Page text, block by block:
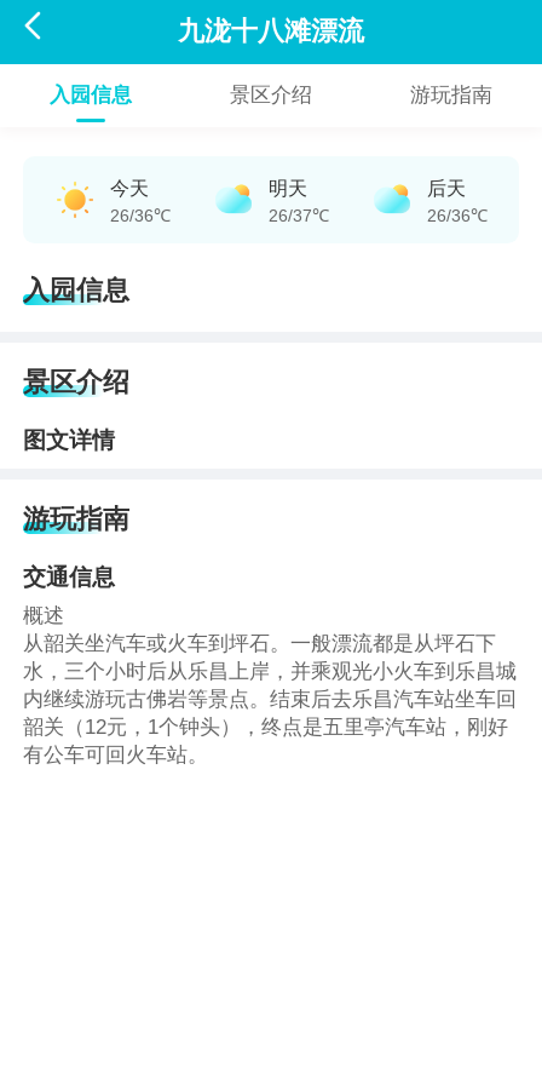
 九泷十八滩漂流
入园信息 景区介绍 游玩指南
今天
26/36℃
明天
26/37℃
后天
26/36℃
入园信息
景区介绍
图文详情
游玩指南
交通信息
概述
从韶关坐汽车或火车到坪石。一般漂流都是从坪石下
水，三个小时后从乐昌上岸，并乘观光小火车到乐昌城
内继续游玩古佛岩等景点。结束后去乐昌汽车站坐车回
韶关（12元，1个钟头），终点是五里亭汽车站，刚好
有公车可回火车站。